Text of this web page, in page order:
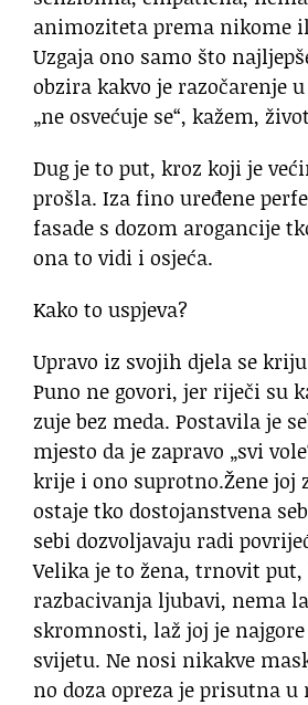
animoziteta prema nikome
Uzgaja ono samo što
obzira kakvo je razočarenje
„ne osvećuje se“, kažem,
Dug je to put, kroz koji je
prošla. Iza fino uređene
fasade s dozom arogancije
ona to vidi i osjeća.
Kako to uspjeva?
Upravo iz svojih djela se
Puno ne govori, jer riječi su
zuje bez meda. Postavila je
mjesto da je zapravo „svi
krije i ono suprotno.Žene joj
ostaje tko dostojanstvena
sebi dozvoljavaju radi
Velika je to žena, trnovit put,
razbacivanja ljubavi, nema
skromnosti, laž joj je
svijetu. Ne nosi nikakve
no doza opreza je prisutna